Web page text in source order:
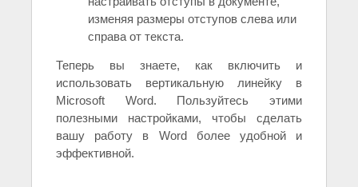
изменяя размеры отступов слева или
справа от текста.
Теперь вы знаете, как включить и
использовать вертикальную линейку в
Microsoft Word. Пользуйтесь этими
полезными настройками, чтобы сделать
вашу работу в Word более удобной и
эффективной.